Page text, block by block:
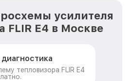
усилителя
FLIR E4 в Москве
тепловизора FLIR E4